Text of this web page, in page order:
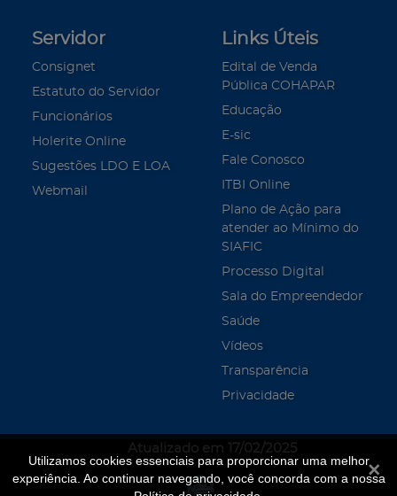
Utilizamos cookies essenciais para proporcionar uma melhor
experiência. Ao continuar navegando, você concorda com a nossa
Servidor
Consignet
Estatuto do Servidor
Funcionários
Holerite Online
Sugestões LDO E LOA
Webmail
Links Úteis
Edital de Venda
Pública COHAPAR
Educação
E-sic
Fale Conosco
ITBI Online
Plano de Ação para
atender ao Mínimo do
SIAFIC
Processo Digital
Sala do Empreendedor
Saúde
Vídeos
Transparência
Privacidade
Atualizado em 17/02/2025